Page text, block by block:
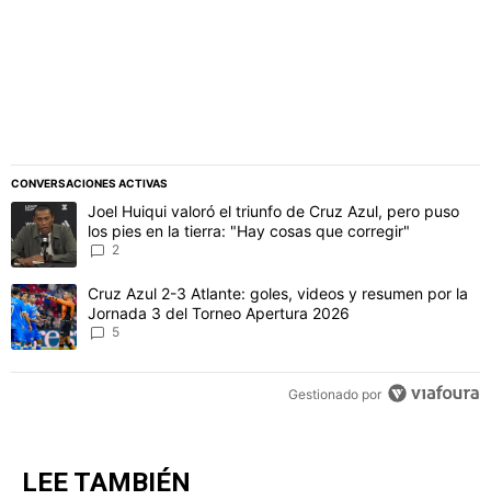
CONVERSACIONES ACTIVAS
Este listado muestra los artículos con más comentarios en los
Un artículo de tendencia con el título "Joel Huiqui valoró el
Joel Huiqui valoró el triunfo de Cruz Azul, pero puso
los pies en la tierra: "Hay cosas que corregir"
2
Un artículo de tendencia con el título "Cruz Azul 2-3 Atlante:
Cruz Azul 2-3 Atlante: goles, videos y resumen por la
Jornada 3 del Torneo Apertura 2026
5
Gestionado por
LEE TAMBIÉN